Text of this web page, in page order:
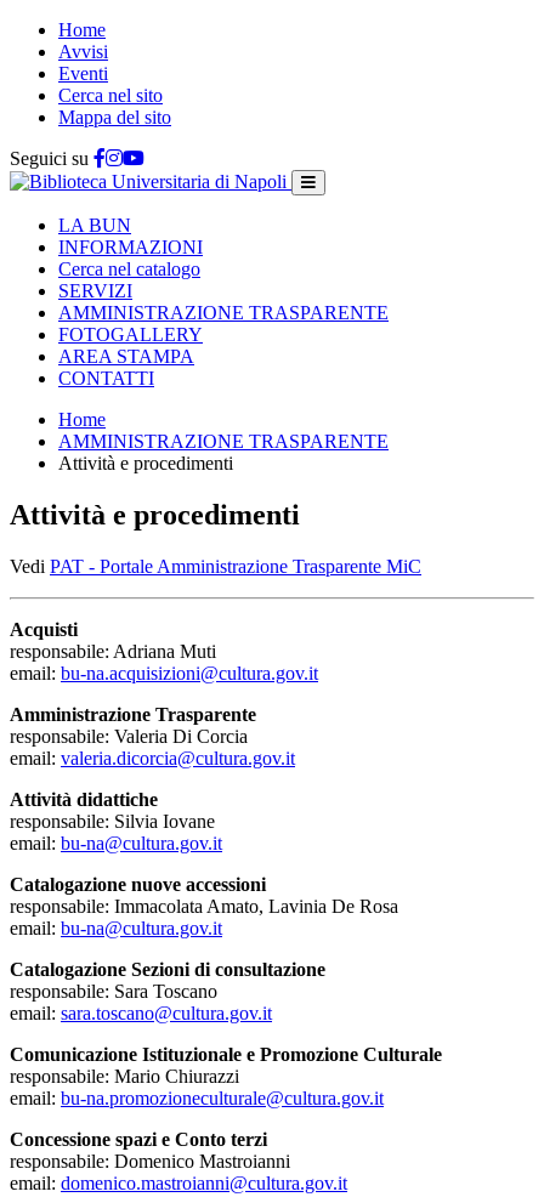
Home
Avvisi
Eventi
Cerca nel sito
Mappa del sito
Seguici su
LA BUN
INFORMAZIONI
Cerca nel catalogo
SERVIZI
AMMINISTRAZIONE TRASPARENTE
FOTOGALLERY
AREA STAMPA
CONTATTI
Home
AMMINISTRAZIONE TRASPARENTE
Attività e procedimenti
Attività e procedimenti
Vedi PAT - Portale Amministrazione Trasparente MiC
Acquisti
responsabile: Adriana Muti
email: bu-na.acquisizioni@cultura.gov.it
Amministrazione Trasparente
responsabile: Valeria Di Corcia
email: valeria.dicorcia@cultura.gov.it
Attività didattiche
responsabile: Silvia Iovane
email: bu-na@cultura.gov.it
Catalogazione nuove accessioni
responsabile: Immacolata Amato, Lavinia De Rosa
email: bu-na@cultura.gov.it
Catalogazione Sezioni di consultazione
responsabile: Sara Toscano
email: sara.toscano@cultura.gov.it
Comunicazione Istituzionale e Promozione Culturale
responsabile: Mario Chiurazzi
email: bu-na.promozioneculturale@cultura.gov.it
Concessione spazi e Conto terzi
responsabile: Domenico Mastroianni
email: domenico.mastroianni@cultura.gov.it